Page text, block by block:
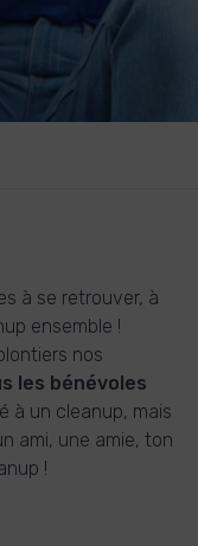
à se retrouver, à
ensemble !
nos
les bénévoles
à un cleanup, mais
ami, une amie, ton
!